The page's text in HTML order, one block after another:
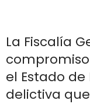
La Fiscalía
el Estado
delictiva